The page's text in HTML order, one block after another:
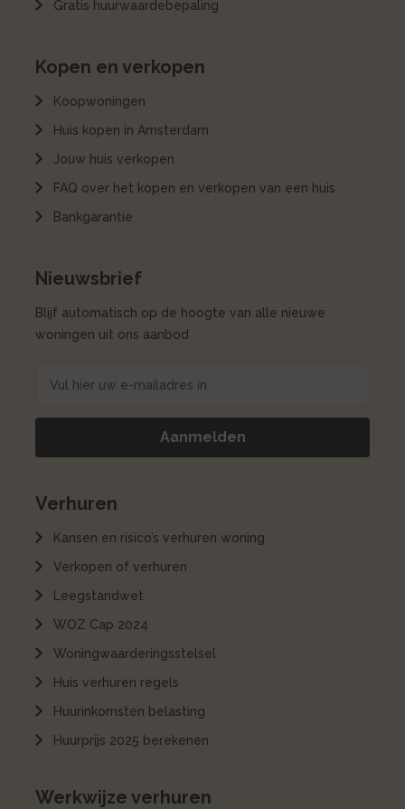
Gratis huurwaardebepaling
Kopen en verkopen
Koopwoningen
Huis kopen in Amsterdam
Jouw huis verkopen
FAQ over het kopen en verkopen van een huis
Bankgarantie
Nieuwsbrief
Blijf automatisch op de hoogte van alle nieuwe
woningen uit ons aanbod
Verhuren
Kansen en risico’s verhuren woning
Verkopen of verhuren
Leegstandwet
WOZ Cap 2024
Woningwaarderingsstelsel
Huis verhuren regels
Huurinkomsten belasting
Huurprijs 2025 berekenen
Werkwijze verhuren